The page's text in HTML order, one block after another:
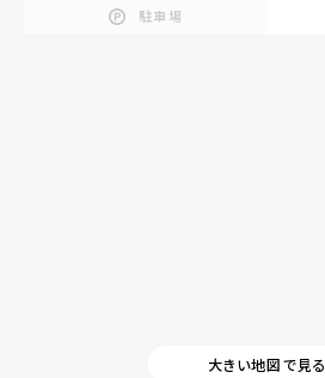
駐車場
大きい地図で見る